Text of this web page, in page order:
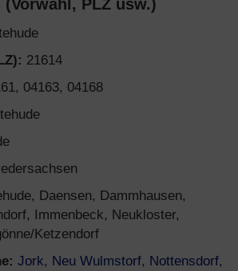
PLZ usw.)
21614
04163, 04168
Daensen, Dammhausen,
Immenbeck, Neukloster,
Ketzendorf
Jork, Neu Wulmstorf, Nottensdorf,